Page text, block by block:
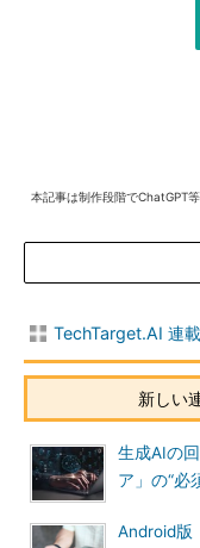
本記事は制作段階でChatGPT
TechTarget.AI 連
新しい
生成AIの
ア」の“必
Android版